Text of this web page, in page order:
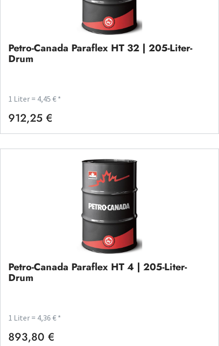
Petro-Canada Paraflex HT 32 | 205-Liter-
Drum
1 Liter = 4,45 € *
Regulärer Preis:
912,25 €
Petro-Canada Paraflex HT 4 | 205-Liter-
Drum
1 Liter = 4,36 € *
Regulärer Preis:
893,80 €